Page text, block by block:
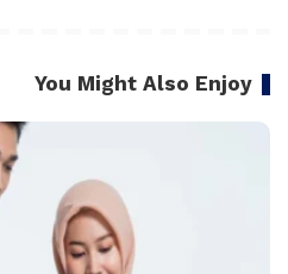
You Might Also Enjoy